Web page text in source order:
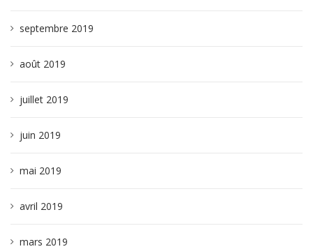
septembre 2019
août 2019
juillet 2019
juin 2019
mai 2019
avril 2019
mars 2019